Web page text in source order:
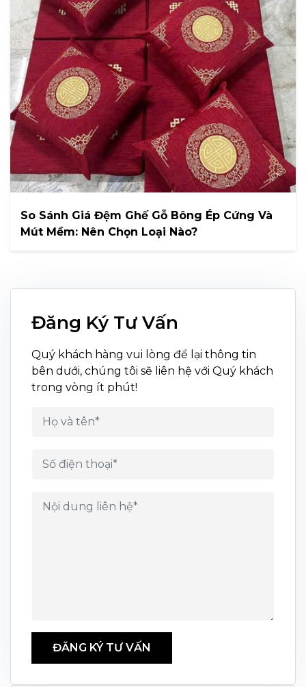
So Sánh Giá Đệm Ghế Gỗ Bông Ép Cứng Và
Mút Mềm: Nên Chọn Loại Nào?
Đăng Ký Tư Vấn
Quý khách hàng vui lòng để lại thông tin
bên dưới, chúng tôi sẽ liên hệ với Quý khách
trong vòng ít phút!
ĐĂNG KÝ TƯ VẤN